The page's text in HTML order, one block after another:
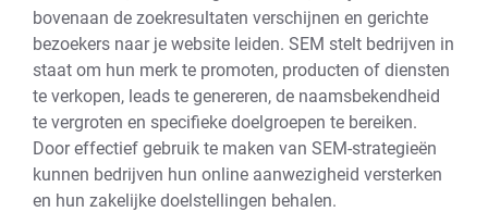
bovenaan de zoekresultaten verschijnen en gerichte
bezoekers naar je website leiden. SEM stelt bedrijven in
staat om hun merk te promoten, producten of diensten
te verkopen, leads te genereren, de naamsbekendheid
te vergroten en specifieke doelgroepen te bereiken.
Door effectief gebruik te maken van SEM-strategieën
kunnen bedrijven hun online aanwezigheid versterken
en hun zakelijke doelstellingen behalen.